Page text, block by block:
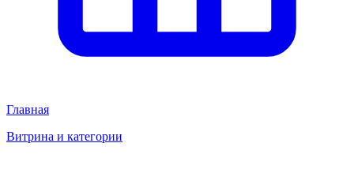
Главная
Витрина и категории